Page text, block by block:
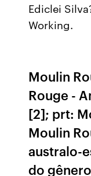
Ediclei
Working.
Moulin
Rouge -
[2]; prt:
Moulin
australo-
do